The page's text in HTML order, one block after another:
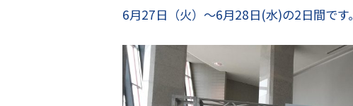
6月27日（火）～6月28日(水)の2日間です。